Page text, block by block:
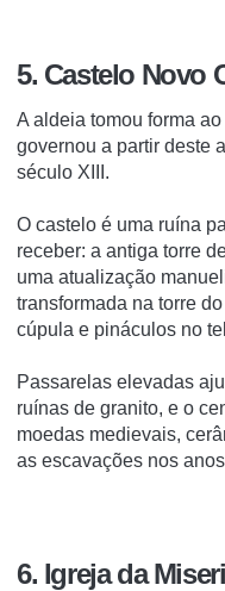
5. Castelo Novo
A aldeia tomou forma
governou a partir deste
século XIII.
O castelo é uma ruína
receber: a antiga torre
uma atualização
transformada na torre
cúpula e pináculos no
Passarelas elevadas
ruínas de granito, e o
moedas medievais,
as escavações nos
6. Igreja da